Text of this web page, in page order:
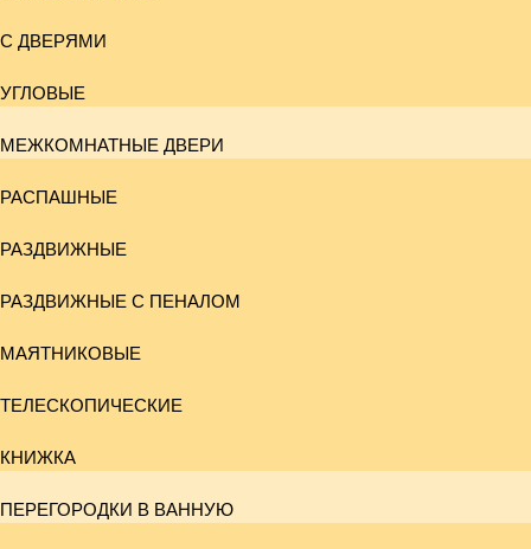
С ДВЕРЯМИ
УГЛОВЫЕ
МЕЖКОМНАТНЫЕ ДВЕРИ
РАСПАШНЫЕ
РАЗДВИЖНЫЕ
РАЗДВИЖНЫЕ С ПЕНАЛОМ
МАЯТНИКОВЫЕ
ТЕЛЕСКОПИЧЕСКИЕ
КНИЖКА
ПЕРЕГОРОДКИ В ВАННУЮ